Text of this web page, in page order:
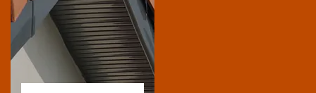
Traitement de
charpente 43
Spécialiste en
traitement de